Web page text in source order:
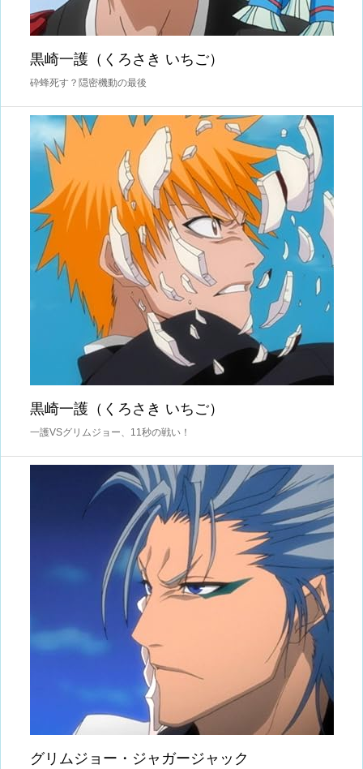
黒崎一護（くろさき いちご）
砕蜂死す？隠密機動の最後
黒崎一護（くろさき いちご）
一護VSグリムジョー、11秒の戦い！
グリムジョー・ジャガージャック